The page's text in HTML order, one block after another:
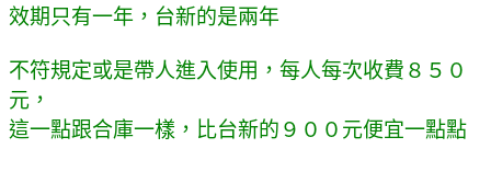
效期只有一年，台新的是兩年
不符規定或是帶人進入使用，每人每次收費８５０
元，
這一點跟合庫一樣，比台新的９００元便宜一點點